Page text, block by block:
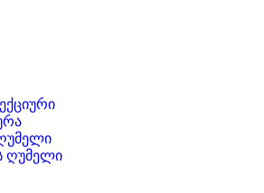
ღუმელი